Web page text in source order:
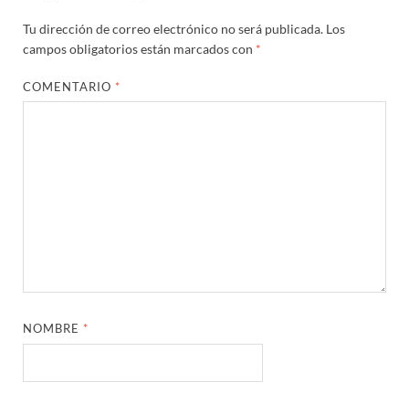
Tu dirección de correo electrónico no será publicada. Los
campos obligatorios están marcados con *
COMENTARIO *
NOMBRE *